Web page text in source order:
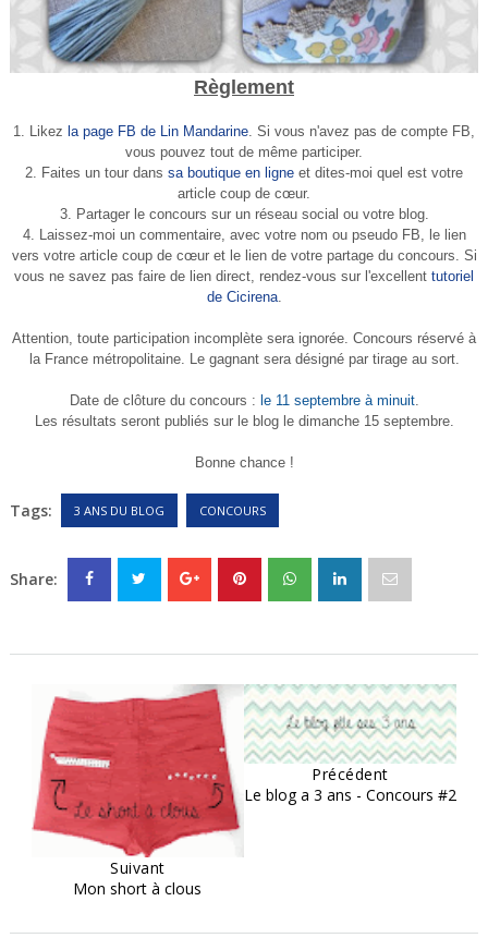
Règlement
1. Likez la page FB de Lin Mandarine Si vous n'avez pas de compte FB,
vous pouvez tout de même participer.
2. Faites un tour dans sa boutique en ligne et dites-moi quel est votre
article coup de cœur.
3. Partager le concours sur un réseau social ou votre blog.
4. Laissez-moi un commentaire, avec votre nom ou pseudo FB, le lien
vers votre article coup de cœur et le lien de votre partage du concours. Si
vous ne savez pas faire de lien direct, rendez-vous sur l'excellent tutoriel
de Cicirena.
Attention, toute participation incomplète sera ignorée. Concours réservé à
la France métropolitaine. Le gagnant sera désigné par tirage au sort.
Date de clôture du concours : le 11 septembre à minuit.
Les résultats seront publiés sur le blog le dimanche 15 septembre.
Bonne chance !
Tags: 3 ANS DU BLOG CONCOURS
Share:
Suivant
Mon short à clous
Précédent
Le blog a 3 ans - Concours #2